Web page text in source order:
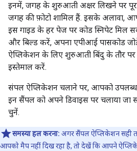
इनमें, जगह के शुरुआती अक्षर लिखने पर
जगह की फ़ोटो शामिल हैं. इसके अलावा,
इस गाइड के हर पेज पर कोड स्निपेट मिल
और बिल्ड करें, अपना एपीआई पासकोड
ऐप्लिकेशन के लिए शुरुआती बिंदु के तौर
इस्तेमाल करें.
संपल ऐप्लिकेशन चलाने पर, आपको
इन सैंपल को अपने डिवाइस पर चलाया जा
चुनें.
समस्या हल करना: अगर सैंपल ऐप्लिकेशन सही
आपको मैप नहीं दिख रहा है, तो देखें कि आपने